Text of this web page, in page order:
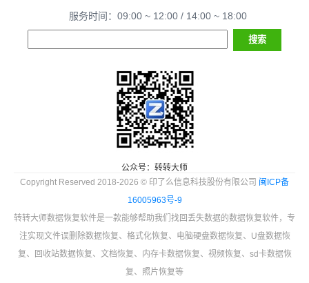
服务时间：09:00 ~ 12:00 / 14:00 ~ 18:00
公众号：转转大师
Copyright Reserved 2018-2026 © 印了么信息科技股份有限公司 闽ICP备
16005963号-9
转转大师数据恢复软件是一款能够帮助我们找回丢失数据的数据恢复软件，专
注实现文件误删除数据恢复、格式化恢复、电脑硬盘数据恢复、U盘数据恢
复、回收站数据恢复、文档恢复、内存卡数据恢复、视频恢复、sd卡数据恢
复、照片恢复等